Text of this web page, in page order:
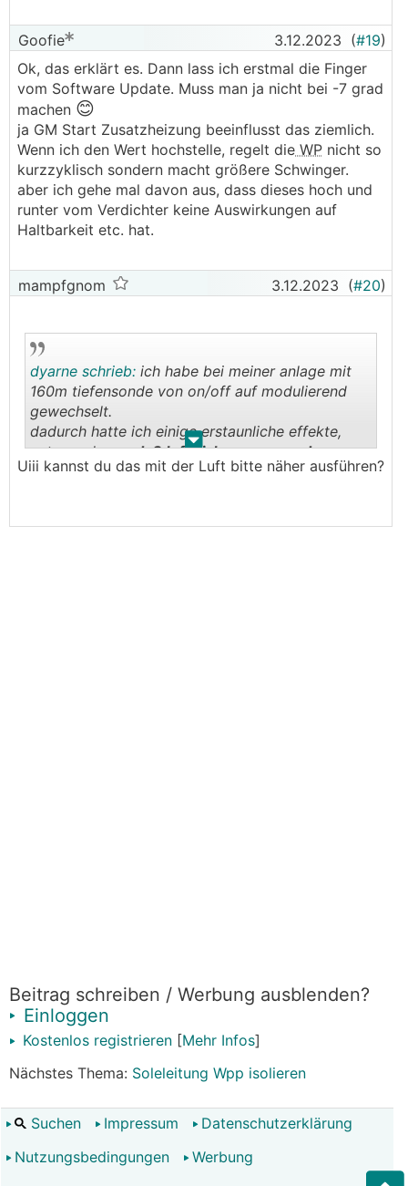
Goofie 3.12.2023 (#19)
Ok, das erklärt es. Dann lass ich erstmal die Finger
vom Software Update. Muss man ja nicht bei -7 grad
machen 😊
ja GM Start Zusatzheizung beeinflusst das ziemlich.
Wenn ich den Wert hochstelle, regelt die WP nicht so
kurzzyklisch sondern macht größere Schwinger.
aber ich gehe mal davon aus, dass dieses hoch und
runter vom Verdichter keine Auswirkungen auf
Haltbarkeit etc. hat.
mampfgnom 3.12.2023 (#20)
. .
dyarne schrieb: ich habe bei meiner anlage mit
160m tiefensonde von on/off auf modulierend
gewechselt.
dadurch hatte ich einige erstaunliche effekte,
unter anderemdaß luft sich an ganz anderen
stellen gesammelthat als zuvor als es nur
Uiii kannst du das mit der Luft bitte näher ausführen?
Beitrag schreiben / Werbung ausblenden?
Einloggen
Kostenlos registrieren [Mehr Infos]
Nächstes Thema: Soleleitung Wpp isolieren
Suchen Impressum
Datenschutzerklärung
Nutzungsbedingungen
Werbung